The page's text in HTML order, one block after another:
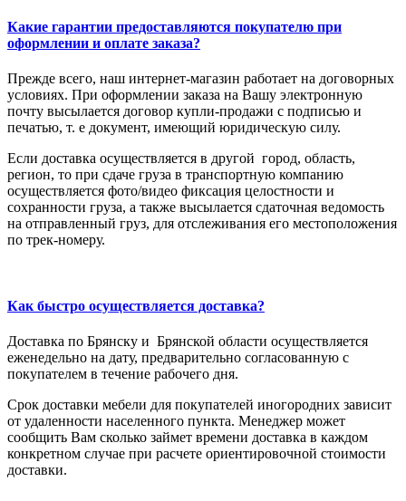
Какие гарантии предоставляются покупателю при
оформлении и оплате заказа?
Прежде всего, наш интернет-магазин работает на договорных
условиях. При оформлении заказа на Вашу электронную
почту высылается договор купли-продажи с подписью и
печатью, т. е документ, имеющий юридическую силу.
Если доставка осуществляется в другой город, область,
регион, то при сдаче груза в транспортную компанию
осуществляется фото/видео фиксация целостности и
сохранности груза, а также высылается сдаточная ведомость
на отправленный груз, для отслеживания его местоположения
по трек-номеру.
Как быстро осуществляется доставка?
Доставка по Брянску и Брянской области осуществляется
еженедельно на дату, предварительно согласованную с
покупателем в течение рабочего дня.
Срок доставки мебели для покупателей иногородних зависит
от удаленности населенного пункта. Менеджер может
сообщить Вам сколько займет времени доставка в каждом
конкретном случае при расчете ориентировочной стоимости
доставки.